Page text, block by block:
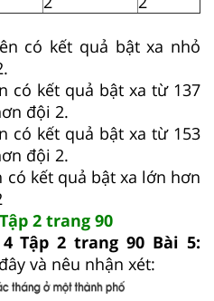
có kết quả bật xa nhỏ
có kết quả bật xa từ 137
đội 2.
có kết quả bật xa từ 153
đội 2.
kết quả bật xa lớn hơn
2 trang 90
Tập 2 trang 90 Bài 5:
và nêu nhận xét: